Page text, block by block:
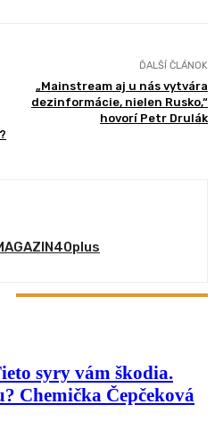
ĎALŠÍ ČLÁNOK
„Mainstream aj u nás vytvára
dezinformácie, nielen Rusko,“
hovorí Petr Drulák
syry vám škodia.
Chemička Čepčeková